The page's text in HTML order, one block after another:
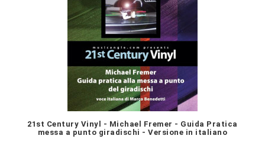
21st Century Vinyl - Michael Fremer - Guida Pratica
messa a punto giradischi - Versione in italiano